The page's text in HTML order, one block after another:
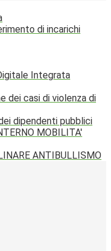
di incarichi
Integrata
dei casi di violenza di
dipendenti pubblici
MOBILITA'
ANTIBULLISMO